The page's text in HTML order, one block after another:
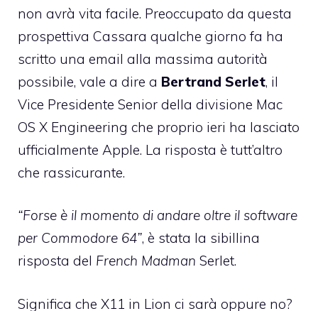
non avrà vita facile. Preoccupato da questa
prospettiva Cassara qualche giorno fa ha
scritto una email alla massima autorità
possibile, vale a dire a Bertrand Serlet, il
Vice Presidente Senior della divisione Mac
OS X Engineering che proprio ieri ha lasciato
ufficialmente Apple. La risposta è tutt’altro
che rassicurante.
“Forse è il momento di andare oltre il software
per Commodore 64”, è stata la sibillina
risposta del French Madman Serlet.
Significa che X11 in Lion ci sarà oppure no?